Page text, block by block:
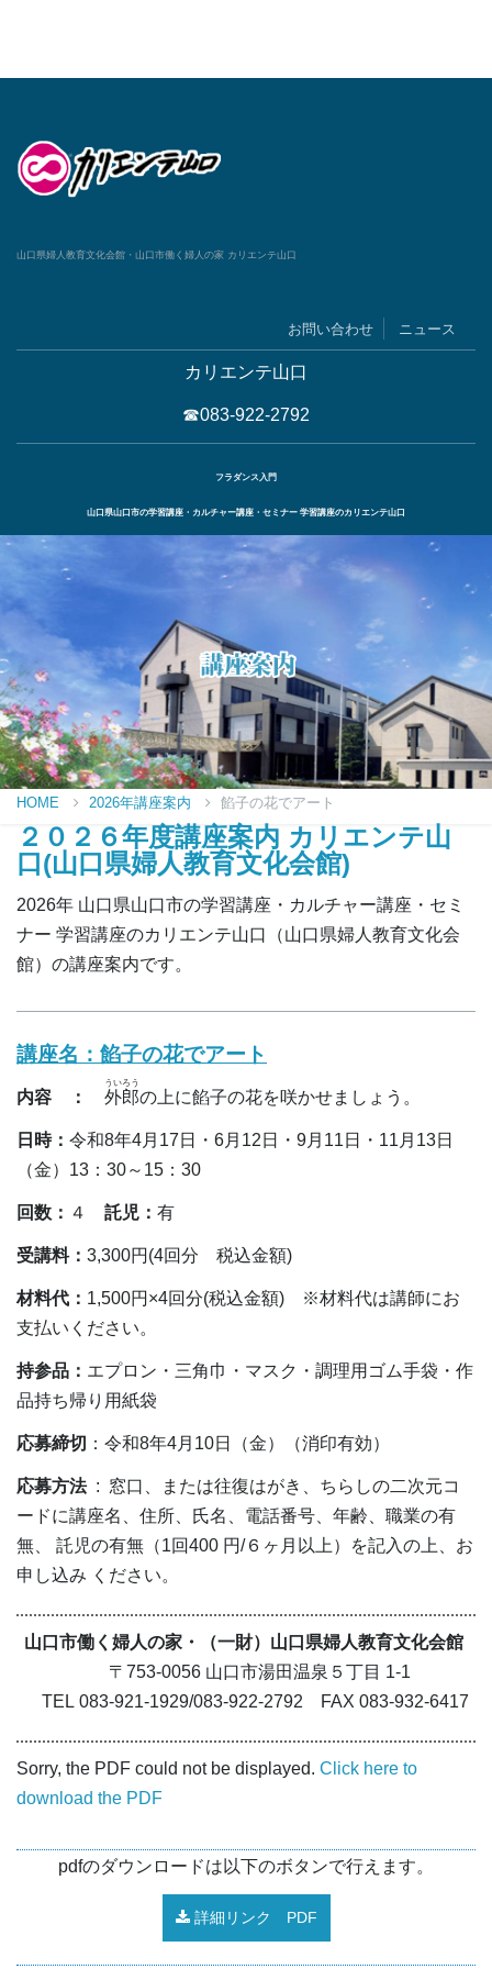
山口県婦人教育文化会館・山口市働く婦人の家 カリエンテ山口
お問い合わせ ニュース
カリエンテ山口
☎083-922-2792
フラダンス入門
山口県山口市の学習講座・カルチャー講座・セミナー 学習講座のカリエンテ山口
HOME 2026年講座案内 餡子の花でアート
２０２６年度講座案内 カリエンテ山
口(山口県婦人教育文化会館)
2026年 山口県山口市の学習講座・カルチャー講座・セミ
ナー 学習講座のカリエンテ山口（山口県婦人教育文化会
館）の講座案内です。
講座名： 餡子の花でアート
内容 ： 外郎
ういろう
の上に餡子の花を咲かせましょう。
日時： 令和8年4月17日・6月12日・9月11日・11月13日
（金）13：30～15：30
回数： ４ 託児： 有
受講料： 3,300円(4回分 税込金額)
材料代 ： 1,500円×4回分(税込金額) ※材料代は講師にお
支払いください。
持参品 ： エプロン・三角巾・マスク・調理用ゴム手袋・作
品持ち帰り用紙袋
応募締切 ：令和8年4月10日（金）（消印有効）
応募方法: 窓口、または往復はがき、ちらしの二次元コ
ードに講座名、住所、氏名、電話番号、年齢、職業の有
無、 託児の有無（1回400 円/６ヶ月以上）を記入の上、お
申し込み ください。
山口市働く婦人の家・（一財）山口県婦人教育文化会館
〒753-0056 山口市湯田温泉５丁目 1-1
TEL 083-921-1929/083-922-2792 FAX 083-932-6417
Sorry, the PDF could not be displayed. Click here to
download the PDF
pdfのダウンロードは以下のボタンで行えます。
詳細リンク PDF